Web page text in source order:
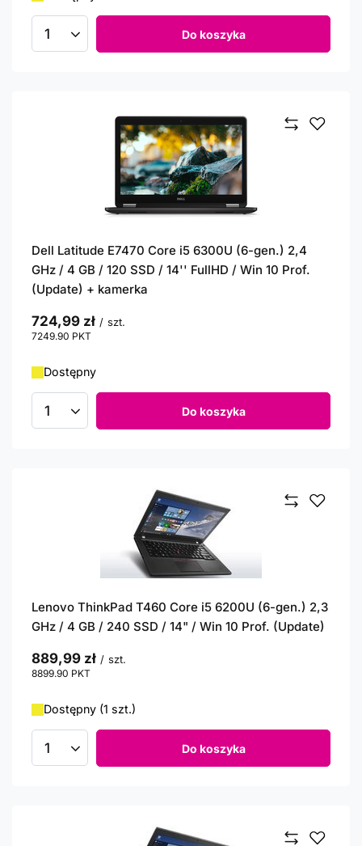
Ilość produktów Do koszyka
Dell Latitude E7470 Core i5 6300U (6-gen.) 2,4
GHz / 4 GB / 120 SSD / 14'' FullHD / Win 10 Prof.
(Update) + kamerka
724,99 zł / szt.
7249.90 PKT
Dostępny
Ilość produktów Do koszyka
Lenovo ThinkPad T460 Core i5 6200U (6-gen.) 2,3
GHz / 4 GB / 240 SSD / 14" / Win 10 Prof. (Update)
889,99 zł / szt.
8899.90 PKT
Dostępny (1 szt.)
Ilość produktów Do koszyka